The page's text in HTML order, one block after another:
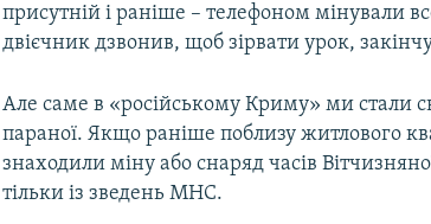
присутній і раніше – телефоном мінували
двієчник дзвонив, щоб зірвати урок,
Але саме в «російському Криму» ми стали
параної. Якщо раніше поблизу житлового
знаходили міну або снаряд часів
тільки із зведень МНС.